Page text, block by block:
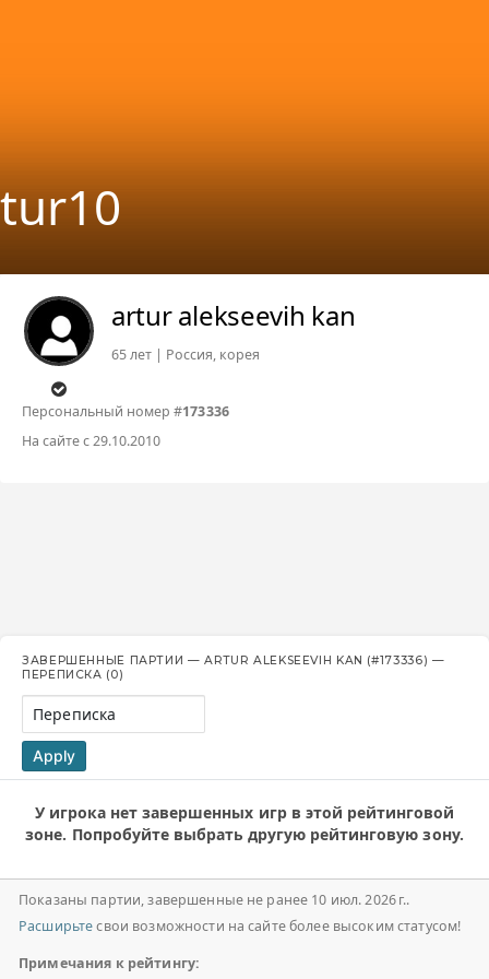
tur10
artur alekseevih kan
65 лет | Россия, корея
Персональный номер #173336
На сайте с 29.10.2010
ЗАВЕРШЕННЫЕ ПАРТИИ — ARTUR ALEKSEEVIH KAN (#173336) —
ПЕРЕПИСКА (0)
Переписка
Apply
У игрока нет завершенных игр в этой рейтинговой
зоне. Попробуйте выбрать другую рейтинговую зону.
Показаны партии, завершенные не ранее 10 июл. 2026 г..
Расширьтесвои возможности на сайте более высоким статусом!
Примечания к рейтингу: